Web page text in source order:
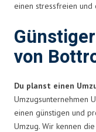
einen stressfreien
von
Du planst einen
Umzugsunternehmen
einen günstigen und
Umzug. Wir kennen